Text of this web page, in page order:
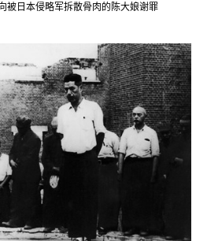
被日本侵略军拆散骨肉的陈大娘谢罪